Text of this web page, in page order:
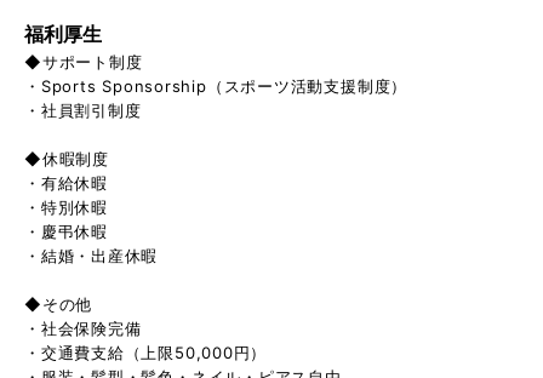
福利厚生
◆サポート制度
・Sports Sponsorship（スポーツ活動支援制度）
・社員割引制度
◆休暇制度
・有給休暇
・特別休暇
・慶弔休暇
・結婚・出産休暇
◆その他
・社会保険完備
・交通費支給（上限50,000円）